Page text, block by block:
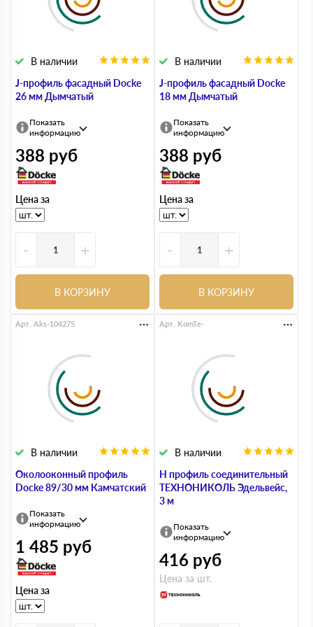
J-профиль фасадный Docke
26 мм Дымчатый
В наличии
Показать
информацию
388 руб
Цена за
- +
В КОРЗИНУ
J-профиль фасадный Docke
18 мм Дымчатый
В наличии
Показать
информацию
388 руб
Цена за
- +
В КОРЗИНУ
Околооконный профиль
Docke 89/30 мм Камчатский
В наличии
Арт. Aks-104275
Показать
информацию
1 485 руб
Цена за
Н профиль соединительный
ТЕХНОНИКОЛЬ Эдельвейс,
3 м
В наличии
Арт. KomTe-
Показать
информацию
416 руб
Цена за шт.